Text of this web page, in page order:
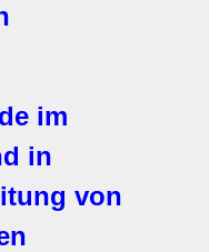
im
in
von